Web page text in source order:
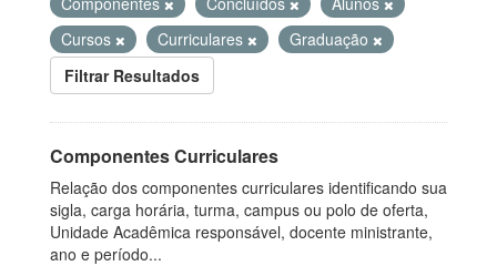
Cursos
Curriculares
Graduação
Filtrar Resultados
Componentes Curriculares
Relação dos componentes curriculares identificando sua
sigla, carga horária, turma, campus ou polo de oferta,
Unidade Acadêmica responsável, docente ministrante,
ano e período...